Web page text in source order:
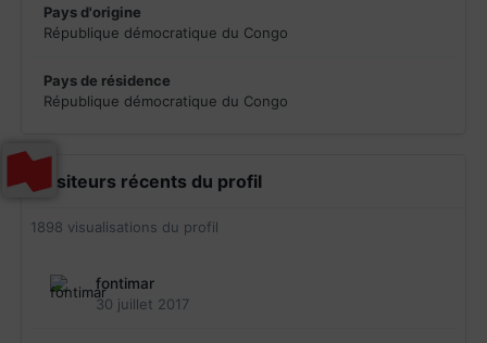
Pays d'origine
République démocratique du Congo
Pays de résidence
République démocratique du Congo
Visiteurs récents du profil
1898 visualisations du profil
fontimar
30 juillet 2017